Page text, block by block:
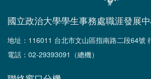
國立政治大學學生事務處職涯發展
地址：116011 台北市文山區指南路二段64號
電話：02-29393091（總機）